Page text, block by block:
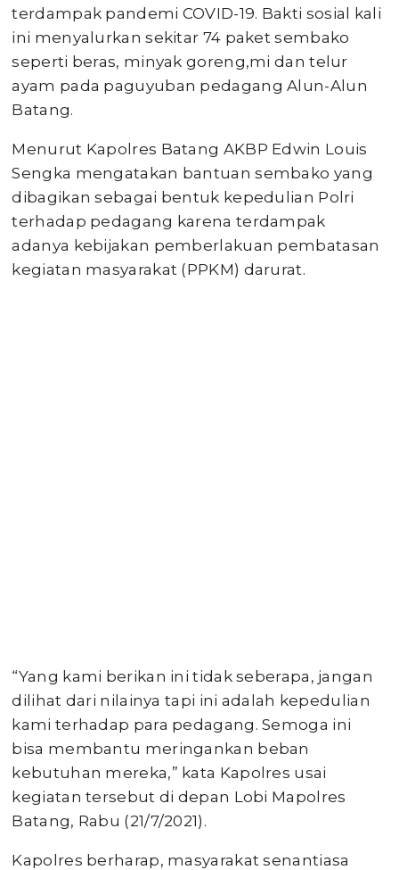
terdampak pandemi COVID-19. Bakti sosial kali
ini menyalurkan sekitar 74 paket sembako
seperti beras, minyak goreng,mi dan telur
ayam pada paguyuban pedagang Alun-Alun
Batang.
Menurut Kapolres Batang AKBP Edwin Louis
Sengka mengatakan bantuan sembako yang
dibagikan sebagai bentuk kepedulian Polri
terhadap pedagang karena terdampak
adanya kebijakan pemberlakuan pembatasan
kegiatan masyarakat (PPKM) darurat.
“Yang kami berikan ini tidak seberapa, jangan
dilihat dari nilainya tapi ini adalah kepedulian
kami terhadap para pedagang. Semoga ini
bisa membantu meringankan beban
kebutuhan mereka,” kata Kapolres usai
kegiatan tersebut di depan Lobi Mapolres
Batang, Rabu (21/7/2021).
Kapolres berharap, masyarakat senantiasa